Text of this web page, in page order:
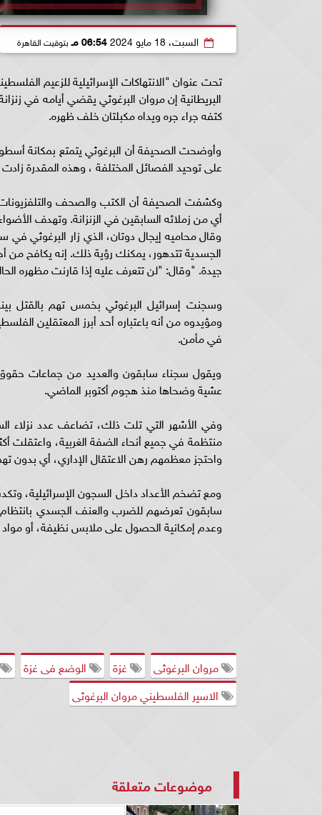
السبت، 18 مايو 2024 06:54 مـ بتوقيت القاهرة
تحت عنوان "الانتهاكات الإسرائيلية للزعيم
البريطانية إن مروان البرغوثي يقضي أيامه في
كتفه جراء جره ويداه مكبلتان خلف ظهره.
وأوضحت الصحيفة أن البرغوثي يتمتع بمكانة
على توحيد الفصائل المختلفة ، وهذه المقدرة
وكشفت الصحيفة أن الكتب والصحف والتلفزيونات
أي من زملائه السابقين في الزنزانة. وتهدف
وقال محاميه إيجال دوتان، الذي زار
الجسدية تتدهور، يمكنك رؤية ذلك. إنه يكافح من
جيدة. "وقال: "لن تتعرف عليه إذا قارنت مظهره
وسجنت إسرائيل البرغوثي بخمس تهم بالقتل
ومؤيدوه من أنه باعتباره أحد أبرز المعتقلين
في مأمن.
ويقول سجناء سابقون والعديد من جماعات حقوق
عشية وضحاها منذ هجوم أكتوبر الماضي.
وفي الأشهر التي تلت ذلك، تضاعف عدد نزلاء
واحتجز معظمهم رهن الاعتقال الإداري، أي بدون
ومع تضخم الأعداد داخل السجون الإسرائيلية،
سابقون تعرضهم للضرب والعنف الجسدي بانتظام،
وعدم إمكانية الحصول على ملابس نظيفة، أو مواد
مروان البرغوثى غزة الوضع فى غزة
الاسير الفلسطيني مروان البرغوثى
موضوعات متعلقة